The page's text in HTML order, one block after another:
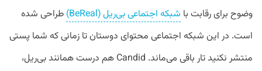
وضوح برای رقابت با شبکه اجتماعی بی‌ریل (BeReal)
طراحی شده
است. در این شبکه اجتماعی محتوای دوستان تا زمانی که شما پستی
منتشر نکنید تار باقی می‌ماند. Candid هم درست همانند بی‌ریل،